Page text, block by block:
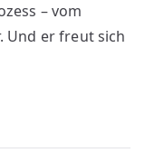
– vom
Und er freut sich